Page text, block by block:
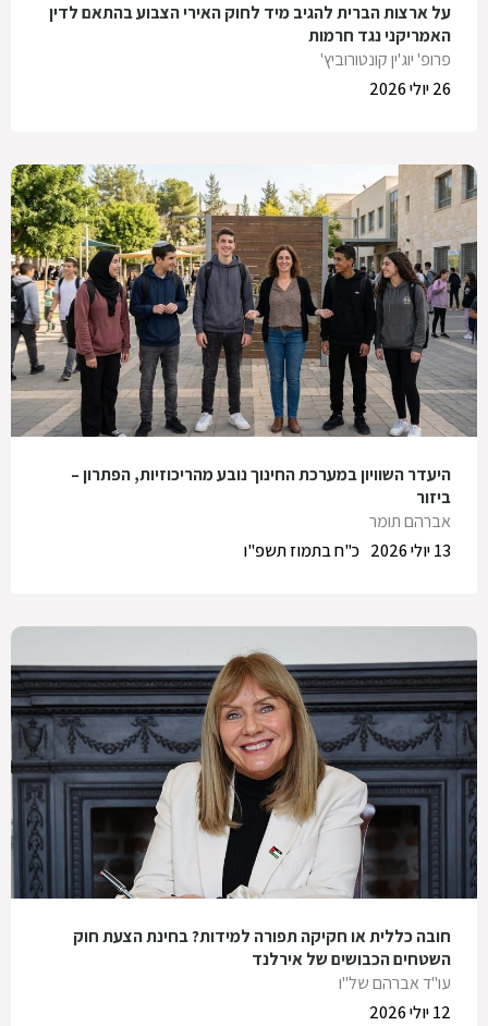
על ארצות הברית להגיב מיד לחוק האירי הצבוע בהתאם לדין
האמריקני נגד חרמות
פרופ' יוג'ין קונטורוביץ'
26 יולי 2026
היעדר השוויון במערכת החינוך נובע מהריכוזיות, הפתרון –
ביזור
אברהם תומר
כ"ח בתמוז תשפ"ו
13 יולי 2026
חובה כללית או חקיקה תפורה למידות? בחינת הצעת חוק
השטחים הכבושים של אירלנד
עו"ד אברהם של"ו
12 יולי 2026